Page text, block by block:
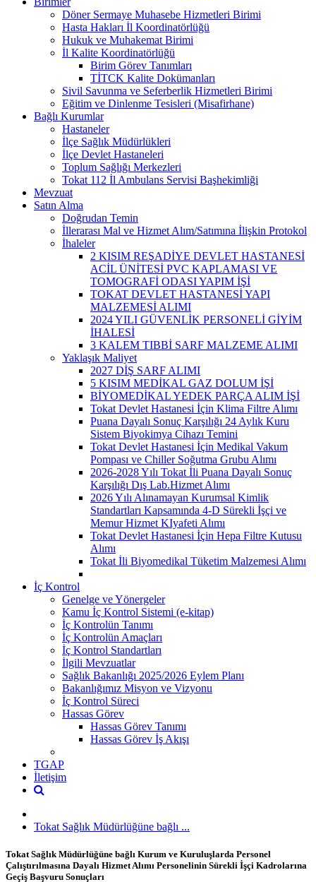
Döner Sermaye Muhasebe Hizmetleri Birimi
Hasta Hakları İl Koordinatörlüğü
Hukuk ve Muhakemat Birimi
İl Kalite Koordinatörlüğü
Birim Görev Tanımları
TİTCK Kalite Dokümanları
Sivil Savunma ve Seferberlik Hizmetleri Birimi
Eğitim ve Dinlenme Tesisleri (Misafirhane)
Bağlı Kurumlar
Hastaneler
İlçe Sağlık Müdürlükleri
İlçe Devlet Hastaneleri
Toplum Sağlığı Merkezleri
Tokat 112 İl Ambulans Servisi Başhekimliği
Mevzuat
Satın Alma
Doğrudan Temin
İllerarası Mal ve Hizmet Alım/Satımına İlişkin Protokol
İhaleler
2 KISIM REŞADİYE DEVLET HASTANESİ
ACİL ÜNİTESİ PVC KAPLAMASI VE
TOMOGRAFİ ODASI YAPIM İŞİ
TOKAT DEVLET HASTANESİ YAPI
MALZEMESİ ALIMI
2024 YILI GÜVENLİK PERSONELİ GİYİM
İHALESİ
3 KALEM TIBBİ SARF MALZEME ALIMI
Yaklaşık Maliyet
2027 DİŞ SARF ALIMI
5 KISIM MEDİKAL GAZ DOLUM İŞİ
BİYOMEDİKAL YEDEK PARÇA ALIM İŞİ
Tokat Devlet Hastanesi İçin Klima Filtre Alımı
Puana Dayalı Sonuç Karşılığı 24 Aylık Kuru
Sistem Biyokimya Cihazı Temini
Tokat Devlet Hastanesi İçin Medikal Vakum
Pompası ve Chiller Soğutma Grubu Alımı
2026-2028 Yılı Tokat İli Puana Dayalı Sonuç
Karşılığı Dış Lab.Hizmet Alımı
2026 Yılı Alınamayan Kurumsal Kimlik
Standartları Kapsamında 4-D Sürekli İşçi ve
Memur Hizmet KIyafeti Alımı
Tokat Devlet Hastanesi İçin Hepa Filtre Kutusu
Alımı
Tokat İli Biyomedikal Tüketim Malzemesi Alımı
İç Kontrol
Genelge ve Yönergeler
Kamu İç Kontrol Sistemi (e-kitap)
İç Kontrolün Tanımı
İç Kontrolün Amaçları
İç Kontrol Standartları
İlgili Mevzuatlar
Sağlık Bakanlığı 2025/2026 Eylem Planı
Bakanlığımız Misyon ve Vizyonu
İç Kontrol Süreci
Hassas Görev
Hassas Görev Tanımı
Hassas Görev İş Akışı
TGAP
İletişim
Tokat Sağlık Müdürlüğüne bağlı ...
Tokat Sağlık Müdürlüğüne bağlı Kurum ve Kuruluşlarda Personel
Çalıştırılmasına Dayalı Hizmet Alımı Personelinin Sürekli İşçi Kadrolarına
Geçiş Başvuru Sonuçları